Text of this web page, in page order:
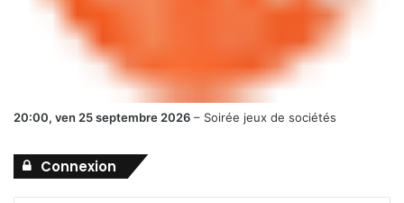
20:00, ven 25 septembre 2026 – Soirée jeux de sociétés
Connexion